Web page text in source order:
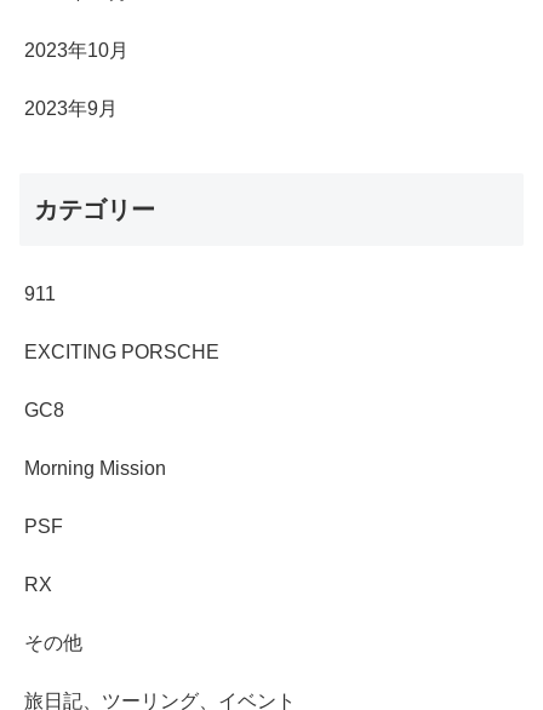
2023年10月
2023年9月
カテゴリー
911
EXCITING PORSCHE
GC8
Morning Mission
PSF
RX
その他
旅日記、ツーリング、イベント